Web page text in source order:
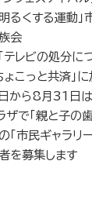
るくする運動」
会
テレビの処分に
ょこっと共済」
から8月31日は
ザで「親と子の
「市民ギャラリ
を募集します